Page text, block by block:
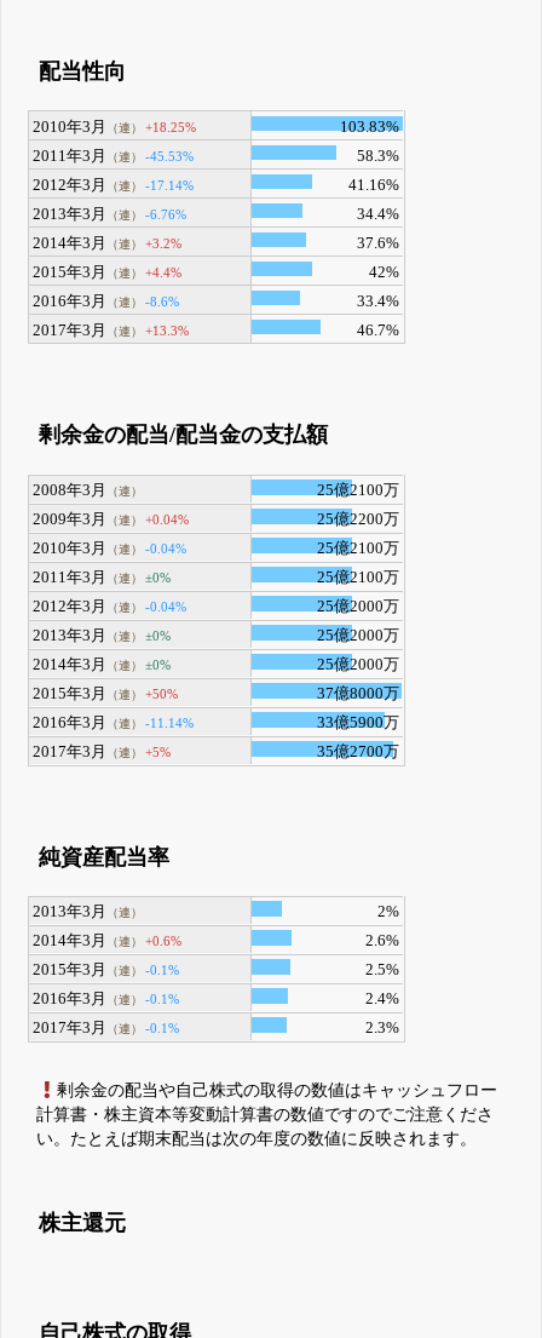
配当性向
2010年3月 （連） +18.25%
103.83%
2011年3月
（連） -45.53%
58.3%
2012年3月
（連） -17.14%
41.16%
2013年3月
（連） -6.76%
34.4%
2014年3月
（連） +3.2%
37.6%
2015年3月
（連） +4.4%
42%
2016年3月
（連） -8.6%
33.4%
2017年3月
（連） +13.3% 46.7%
剰余金の配当/配当金の支払額
2008年3月 （連）
25億2100万
2009年3月
（連） +0.04%
25億2200万
2010年3月
（連） -0.04%
25億2100万
2011年3月
（連） ±0%
25億2100万
2012年3月
（連） -0.04%
25億2000万
2013年3月
（連） ±0%
25億2000万
2014年3月
（連） ±0%
25億2000万
2015年3月
（連） +50%
37億8000万
2016年3月
（連） -11.14%
33億5900万
2017年3月
（連） +5% 35億2700万
純資産配当率
2013年3月 （連）
2%
2014年3月
（連） +0.6%
2.6%
2015年3月
（連） -0.1%
2.5%
2016年3月
（連） -0.1%
2.4%
2017年3月
（連） -0.1% 2.3%
剰余金の配当や自己株式の取得の数値はキャッシュフロー
計算書・株主資本等変動計算書の数値ですのでご注意くださ
い。たとえば期末配当は次の年度の数値に反映されます。
株主還元